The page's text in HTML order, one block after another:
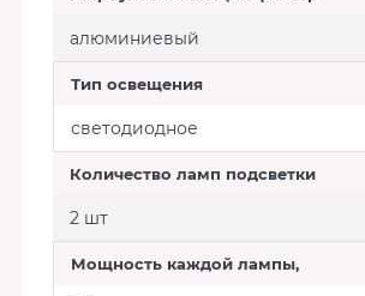
алюминиевый
Тип освещения
светодиодное
Количество ламп подсветки
2 шт
Мощность каждой лампы,